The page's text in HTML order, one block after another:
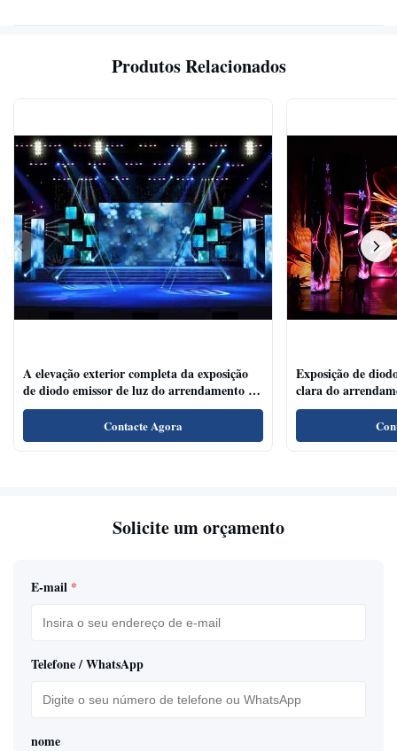
Produtos Relacionados
A elevação exterior completa da exposição
de diodo emissor de luz do arrendamento da
cor P4.81 refresca o ângulo de visão largo da
Contacte Agora
Exposição de
clara do
para salões de
Solicite um orçamento
E-mail *
Telefone / WhatsApp
nome